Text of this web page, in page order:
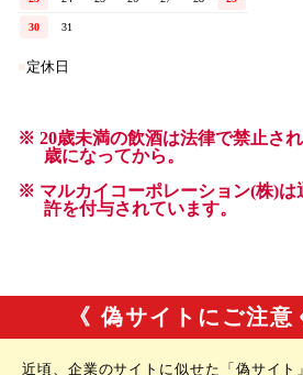
《 偽サイトにご注意
近頃、企業のサイトに似せた「偽サイト